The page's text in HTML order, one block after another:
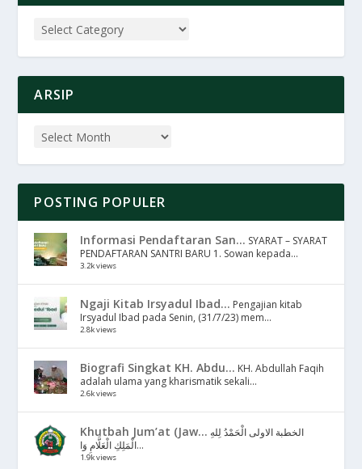
ARSIP
POSTING POPULER
Informasi Pendaftaran San... SYARAT – SYARAT
PENDAFTARAN SANTRI BARU 1. Sowan kepada...
3.2k views
Ngaji Kitab Irsyadul Ibad... Pengajian kitab
Irsyadul Ibad pada Senin, (31/7/23) mem...
2.8k views
Biografi Singkat KH. Abdu... KH. Abdullah Faqih
adalah ulama yang kharismatik sekali...
2.6k views
Khutbah Jum’at (Jaw... الخطبة الاولى الْحَمْدُ لِلهِ
الْمَلِكِ الْعَلَّامِ وَا...
1.9k views